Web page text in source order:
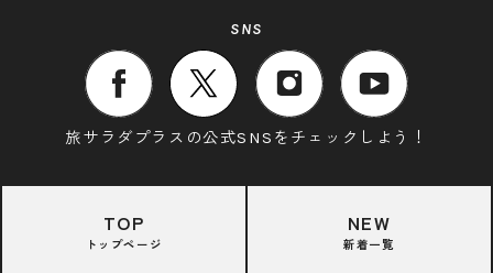
SNS
旅サラダプラスの公式SNSをチェックしよう！
TOP
トップページ
NEW
新着一覧